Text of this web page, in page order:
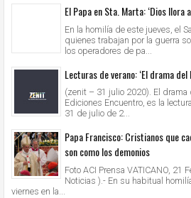
El Papa en Sta. Marta: ‘Dios llora
En la homilía de este jueves, el
quienes trabajan por la guerra
los operadores de pa...
Lecturas de verano: ‘El drama del
(zenit – 31 julio 2020). El
Ediciones Encuentro, es la
31 de julio de 2...
Papa Francisco: Cristianos que
son como los demonios
Foto ACI Prensa VATICANO, 21
Noticias ).- En su habitual
viernes en la...